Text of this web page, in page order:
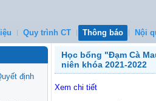
Quy trình CT Thông báo Nội
định
Học bổng "Đạm Cà
niên khóa 2021-2022
Xem chi tiết